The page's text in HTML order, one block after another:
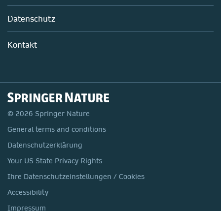
Mitarbeiterführung im Labor
Datenschutz
Kontakt
© 2026 Springer Nature
General terms and conditions
Datenschutzerklärung
Your US State Privacy Rights
Ihre Datenschutzeinstellungen / Cookies
Accessibility
Impressum